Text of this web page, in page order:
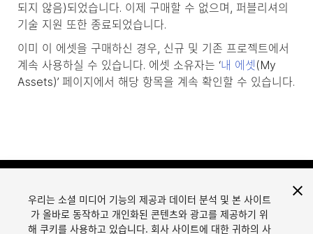
되지 않음)되었습니다. 이제 구매할 수 없으며, 퍼블리셔의
기술 지원 또한 종료되었습니다.
이미 이 에셋을 구매하신 경우, 신규 및 기존 프로젝트에서
계속 사용하실 수 있습니다. 에셋 소유자는 ‘내 에셋 (My
Assets)’ 페이지에서 해당 항목을 계속 확인할 수 있습니다.
우리는 소셜 미디어 기능의 제공과 데이터 분석 및 본 사이트
가 올바로 동작하고 개인화된 콘텐츠와 광고를 제공하기 위
해 쿠키를 사용하고 있습니다. 회사 사이트에 대한 귀하의 사